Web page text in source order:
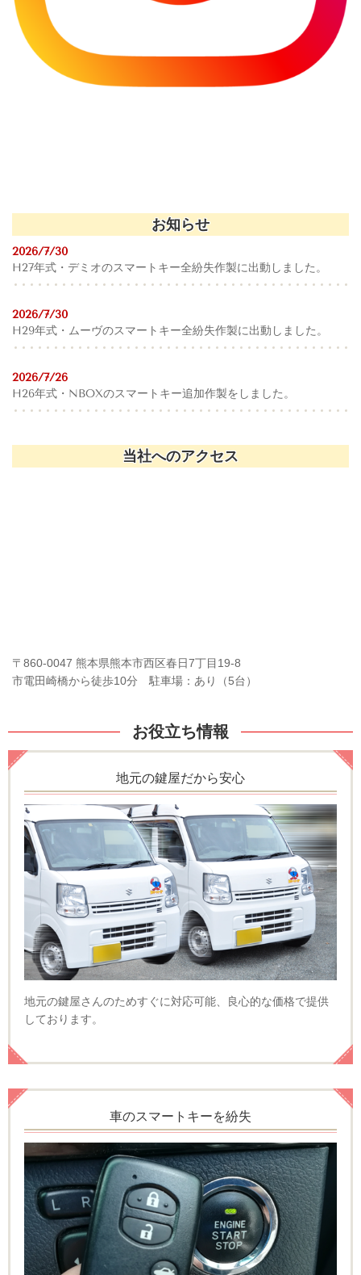
お知らせ
2026/7/30
H27年式・デミオのスマートキー全紛失作製に出動しました。
2026/7/30
H29年式・ムーヴのスマートキー全紛失作製に出動しました。
2026/7/26
H26年式・NBOXのスマートキー追加作製をしました。
当社へのアクセス
〒860-0047 熊本県熊本市西区春日7丁目19-8
市電田崎橋から徒歩10分 駐車場：あり（5台）
お役立ち情報
地元の鍵屋だから安心
地元の鍵屋さんのためすぐに対応可能、良心的な価格で提供
しております。
車のスマートキーを紛失